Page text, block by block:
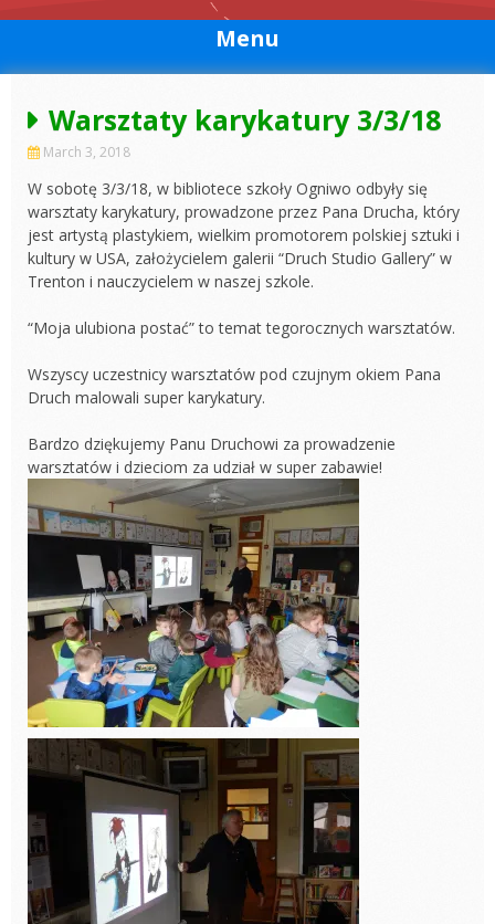
Menu
Warsztaty karykatury 3/3/18
March 3, 2018
W sobotę 3/3/18, w bibliotece szkoły Ogniwo odbyły się
warsztaty karykatury, prowadzone przez Pana Drucha, który
jest artystą plastykiem, wielkim promotorem polskiej sztuki i
kultury w USA, założycielem galerii “Druch Studio Gallery” w
Trenton i nauczycielem w naszej szkole.
“Moja ulubiona postać” to temat tegorocznych warsztatów.
Wszyscy uczestnicy warsztatów pod czujnym okiem Pana
Druch malowali super karykatury.
Bardzo dziękujemy Panu Druchowi za prowadzenie
warsztatów i dzieciom za udział w super zabawie!